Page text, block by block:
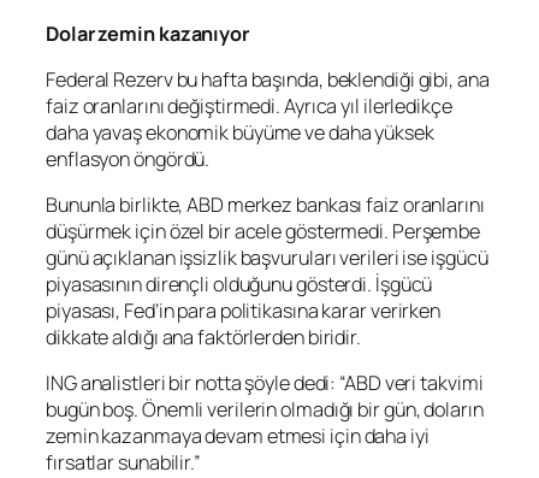
Dolar zemin kazanıyor
Federal Rezerv bu hafta başında, beklendiği gibi, ana
faiz oranlarını değiştirmedi. Ayrıca yıl ilerledikçe
daha yavaş ekonomik büyüme ve daha yüksek
enflasyon öngördü.
Bununla birlikte, ABD merkez bankası faiz oranlarını
düşürmek için özel bir acele göstermedi. Perşembe
günü açıklanan işsizlik başvuruları verileri ise işgücü
piyasasının dirençli olduğunu gösterdi. İşgücü
piyasası, Fed’in para politikasına karar verirken
dikkate aldığı ana faktörlerden biridir.
ING analistleri bir notta şöyle dedi: “ABD veri takvimi
bugün boş. Önemli verilerin olmadığı bir gün, doların
zemin kazanmaya devam etmesi için daha iyi
fırsatlar sunabilir.”